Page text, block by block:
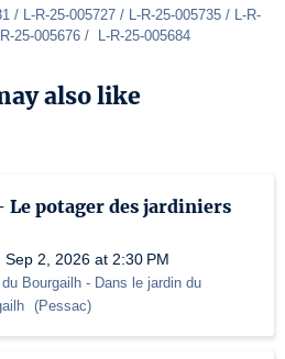
/ L-R-25-005727 / L-R-25-005735 / L-R-
25-005676 /  L-R-25-005684
also like
Le potager des jardiniers
Sep 2, 2026 at 2:30 PM
du Bourgailh - Dans le jardin du
(Pessac)